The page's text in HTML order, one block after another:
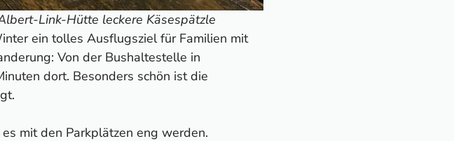
Link-Hütte leckere Käsespätzle
ein tolles Ausflugsziel für Familien mit
Von der Bushaltestelle in
dort. Besonders schön ist die
mit den Parkplätzen eng werden.